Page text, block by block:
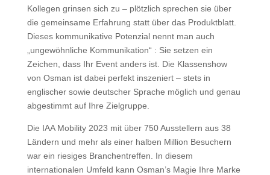
Kollegen grinsen sich zu – plötzlich sprechen sie über
die gemeinsame Erfahrung statt über das Produktblatt.
Dieses kommunikative Potenzial nennt man auch
„ungewöhnliche Kommunikation“ : Sie setzen ein
Zeichen, dass Ihr Event anders ist. Die Klassenshow
von Osman ist dabei perfekt inszeniert – stets in
englischer sowie deutscher Sprache möglich und genau
abgestimmt auf Ihre Zielgruppe.
Die IAA Mobility 2023 mit über 750 Ausstellern aus 38
Ländern und mehr als einer halben Million Besuchern
war ein riesiges Branchentreffen. In diesem
internationalen Umfeld kann Osman’s Magie Ihre Marke